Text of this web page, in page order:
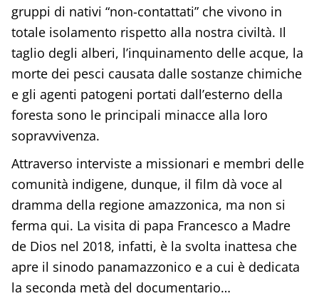
gruppi di nativi “non-contattati” che vivono in
totale isolamento rispetto alla nostra civiltà. Il
taglio degli alberi, l’inquinamento delle acque, la
morte dei pesci causata dalle sostanze chimiche
e gli agenti patogeni portati dall’esterno della
foresta sono le principali minacce alla loro
sopravvivenza.
Attraverso interviste a missionari e membri delle
comunità indigene, dunque, il film dà voce al
dramma della regione amazzonica, ma non si
ferma qui. La visita di papa Francesco a Madre
de Dios nel 2018, infatti, è la svolta inattesa che
apre il sinodo panamazzonico e a cui è dedicata
la seconda metà del documentario…